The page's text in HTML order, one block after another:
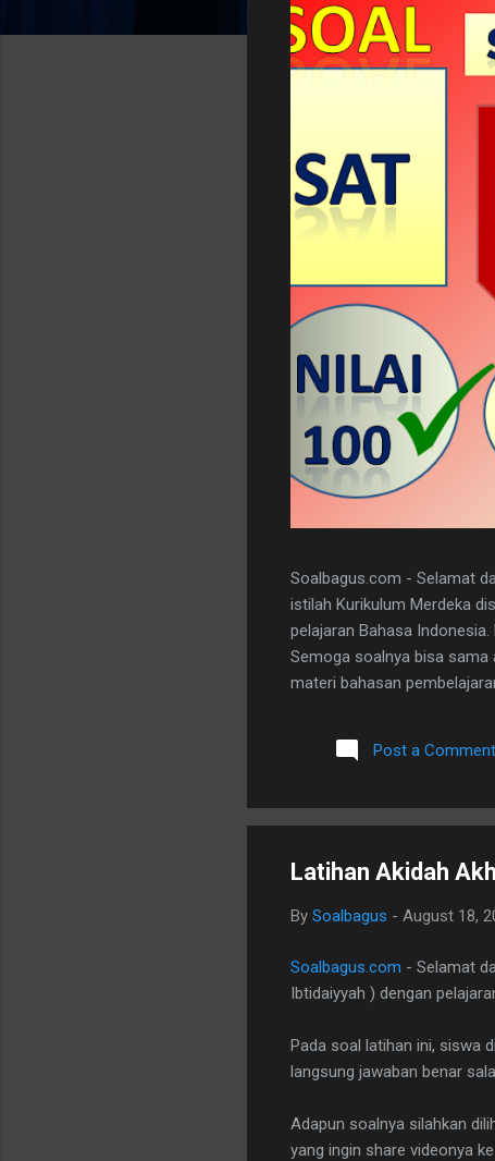
Soalbagus.com - Selamat
istilah Kurikulum Merdeka
pelajaran Bahasa
Semoga soalnya bisa
materi bahasan
dibawah ini. I. PILIHAN
A 20. D II.URAIAN 1. Judul
Post a Comment
Latihan Akidah
By Soalbagus - August 18,
Soalbagus.com - Selamat
Ibtidaiyyah ) dengan
Pada soal latihan ini, siswa
langsung jawaban benar
Adapun soalnya silahkan
yang ingin share videonya